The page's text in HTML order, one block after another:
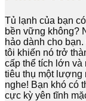
Tủ lạnh của bạn
bền vững không?
hảo dành cho
tôi khiến nó trở
cấp thể tích lớn và
tiêu thụ một lượng
nghe! Bạn khó có
cực kỳ yên tĩnh